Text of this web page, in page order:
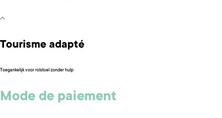
Tourisme adapté
Toegankelijk voor rolstoel zonder hulp
Mode de paiement